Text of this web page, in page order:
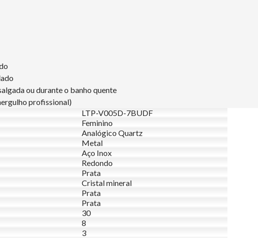
ou durante o banho quente
profissional)
LTP-V005D-7BUDF
Feminino
Analógico Quartz
Metal
Aço Inox
Redondo
Prata
Cristal mineral
Prata
Prata
30
8
3